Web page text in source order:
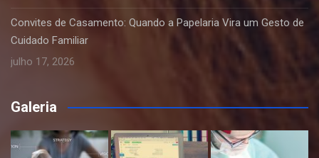
Convites de Casamento: Quando a Papelaria Vira um Gesto de
Cuidado Familiar
julho 17, 2026
Galeria